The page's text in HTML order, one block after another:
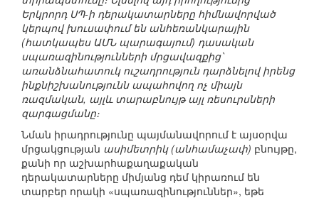
Երկրորդ ՍՊ-ի դերակատարները հիմնավորված
կերպով խուսափում են անհեռանկարային
(հատկապես ԱՄՆ պարագայում) դասական
սպառազինությունների մրցավազքից՝
առանձնահատուկ ուշադրություն դարձնելով իրենց
ինքնիշխանությունն ապահովող ոչ միայն
ռազմական, այլև տարաբնույթ այլ ռեսուրսների
զարգացմանը։
Նման իրադրությունը պայմանավորում է այսօրվա
մրցակցության ասիմետրիկ (անհամաչափ) բնույթը,
քանի որ աշխարհաքաղաքական
դերակատարները միմյանց դեմ կիրառում են
տարբեր որակի «սպառազինություններ», եթե